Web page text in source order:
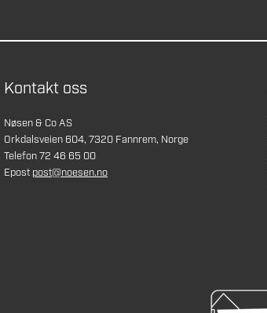
Kontakt oss
Nøsen & Co AS
Orkdalsveien 604, 7320 Fannrem, Norge
Telefon 72 46 65 00
Epost post@noesen.no